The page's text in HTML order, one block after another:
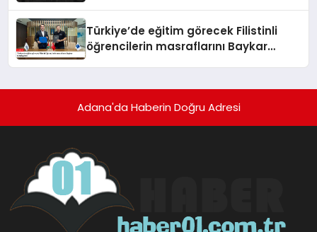
Türkiye’de eğitim görecek Filistinli
öğrencilerin masraflarını Baykar
Adana'da Haberin Doğru Adresi